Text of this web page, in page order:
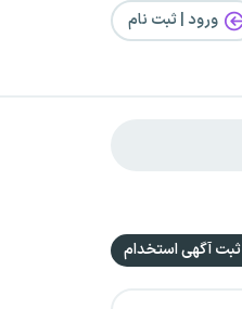
ورود | ثبت‌ نام
ثبت آگهی استخدام